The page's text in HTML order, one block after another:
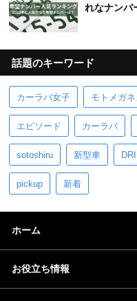
れなナンバ
話題のキーワード
カーラバ女子 モトメガ
エピソード カーラバ
sotoshiru 新型車
pickup 新着
ホーム
お役立ち情報